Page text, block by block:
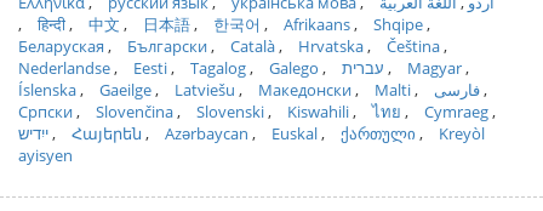
हिन्दी
中文 日本語 한국어 Afrikaans
Shqipe
Беларуская
Български Català Hrvatska
Čeština
Nederlandse
Eesti Tagalog Galego עברית
Magyar
Íslenska
Gaeilge Latviešu Македонски Malti
فارسی
Српски
Slovenčina Slovenski Kiswahili ไทย
Cymraeg
ייִדיש
Հայերեն Azərbaycan Euskal ქართული
Kreyòl
ayisyen